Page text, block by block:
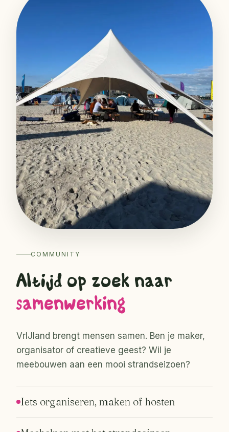
COMMUNITY
Altijd op zoek naar
samenwerking
VrIJland brengt mensen samen. Ben je maker,
organisator of creatieve geest? Wil je
meebouwen aan een mooi strandseizoen?
Iets organiseren, maken of hosten